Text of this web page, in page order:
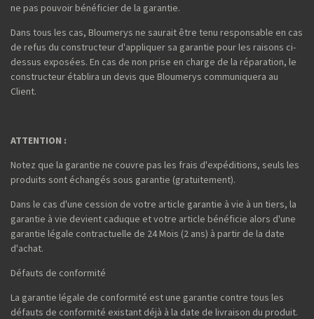
ne pas pouvoir bénéficier de la garantie.
Dans tous les cas, Bloumerys ne saurait être tenu responsable en cas
de refus du constructeur d'appliquer sa garantie pour les raisons ci-
dessus exposées. En cas de non prise en charge de la réparation, le
constructeur établira un devis que Bloumerys communiquera au
Client.
ATTENTION :
Notez que la garantie ne couvre pas les frais d'expéditions, seuls les
produits sont échangés sous garantie (gratuitement).
Dans le cas d'une cession de votre article garantie à vie à un tiers, la
garantie à vie devient caduque et votre article bénéficie alors d'une
garantie légale contractuelle de 24 Mois (2 ans) à partir de la date
d'achat.
Défauts de conformité
La garantie légale de conformité est une garantie contre tous les
défauts de conformité existant déjà à la date de livraison du produit.